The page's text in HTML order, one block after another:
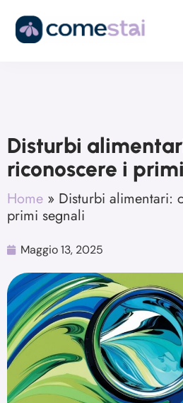
Disturbi
riconoscere i
Home » Disturbi alimentari:
primi segnali
Maggio 13, 2025